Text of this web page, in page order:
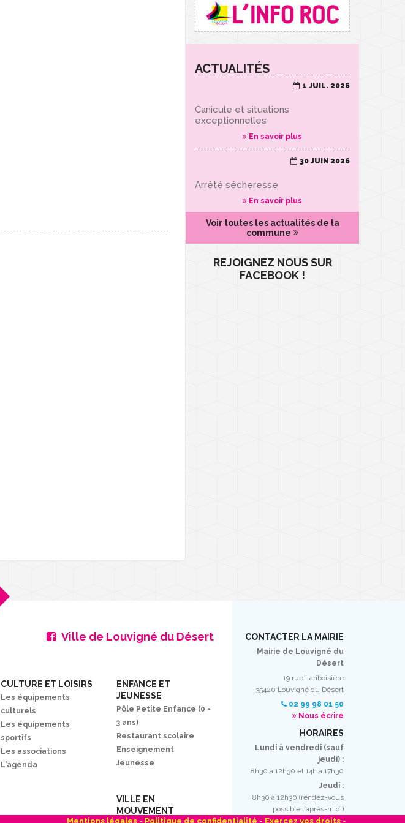
ACTUALITÉS
1 JUIL. 2026
Canicule et situations
exceptionnelles
En savoir plus
30 JUIN 2026
Arrêté sécheresse
En savoir plus
Voir toutes les actualités de la
commune
REJOIGNEZ NOUS SUR
FACEBOOK !
Ville de Louvigné du Désert
CULTURE ET LOISIRS
Les équipements
culturels
Les équipements
sportifs
Les associations
L'agenda
ENFANCE ET
JEUNESSE
Pôle Petite Enfance (0 -
3 ans)
Restaurant scolaire
Enseignement
Jeunesse
VILLE EN
MOUVEMENT
CONTACTER LA MAIRIE
Mairie de Louvigné du
Désert
19 rue Lariboisière
35420 Louvigné du Désert
02 99 98 01 50
Nous écrire
HORAIRES
Lundi à vendredi (sauf
jeudi) :
8h30 à 12h30 et 14h à 17h30
Jeudi :
8h30 à 12h30 (rendez-vous
possible l'après-midi)
Mentions légales - Politique de confidentialité - Exercez vos droits -